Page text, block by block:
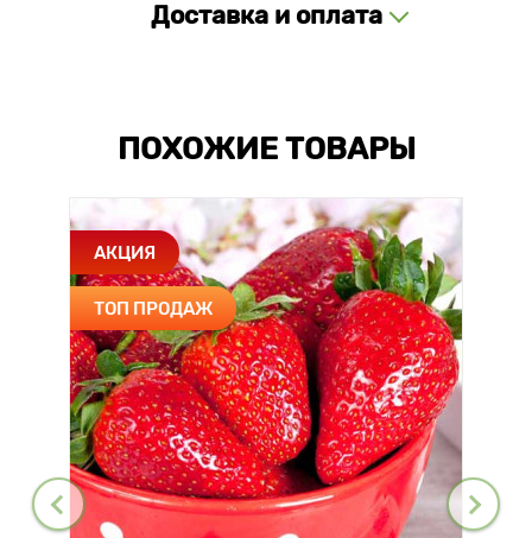
Доставка и оплата
ПОХОЖИЕ ТОВАРЫ
АКЦИЯ
ТОП ПРОДАЖ